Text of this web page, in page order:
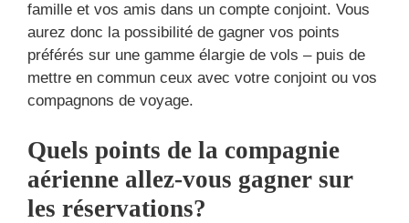
famille et vos amis dans un compte conjoint. Vous
aurez donc la possibilité de gagner vos points
préférés sur une gamme élargie de vols – puis de
mettre en commun ceux avec votre conjoint ou vos
compagnons de voyage.
Quels points de la compagnie
aérienne allez-vous gagner sur
les réservations?